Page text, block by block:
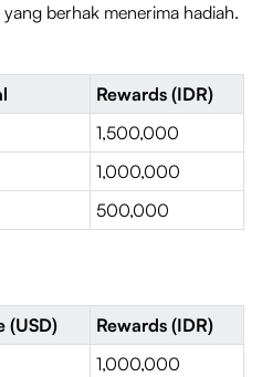
berhak menerima hadiah.
Rewards (IDR)
1,500,000
1,000,000
500,000
(USD)
Rewards (IDR)
1,000,000